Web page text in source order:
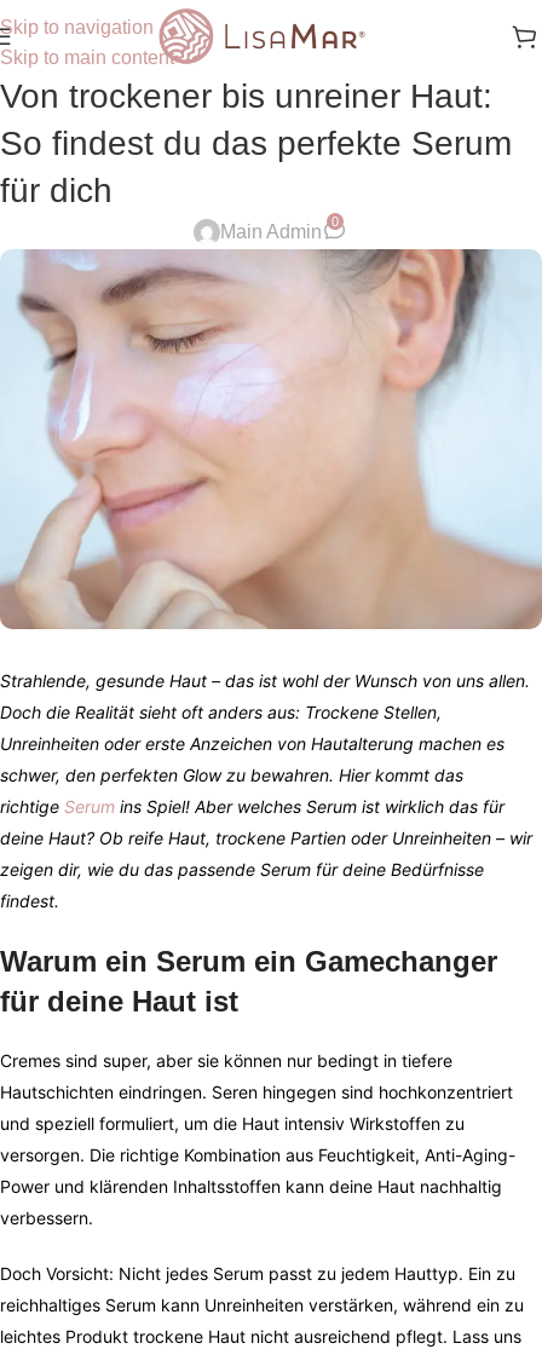
Skip to navigation
Skip to main content
Von trockener bis unreiner Haut:
So findest du das perfekte Serum
für dich
Main Admin
0
Strahlende, gesunde Haut – das ist wohl der Wunsch von uns allen.
Doch die Realität sieht oft anders aus: Trockene Stellen,
Unreinheiten oder erste Anzeichen von Hautalterung machen es
schwer, den perfekten Glow zu bewahren. Hier kommt das
richtige Serum ins Spiel! Aber welches Serum ist wirklich das für
deine Haut? Ob reife Haut, trockene Partien oder Unreinheiten – wir
zeigen dir, wie du das passende Serum für deine Bedürfnisse
findest.
Warum ein Serum ein Gamechanger
für deine Haut ist
Cremes sind super, aber sie können nur bedingt in tiefere
Hautschichten eindringen. Seren hingegen sind hochkonzentriert
und speziell formuliert, um die Haut intensiv Wirkstoffen zu
versorgen. Die richtige Kombination aus Feuchtigkeit, Anti-Aging-
Power und klärenden Inhaltsstoffen kann deine Haut nachhaltig
verbessern.
Doch Vorsicht: Nicht jedes Serum passt zu jedem Hauttyp. Ein zu
reichhaltiges Serum kann Unreinheiten verstärken, während ein zu
leichtes Produkt trockene Haut nicht ausreichend pflegt. Lass uns